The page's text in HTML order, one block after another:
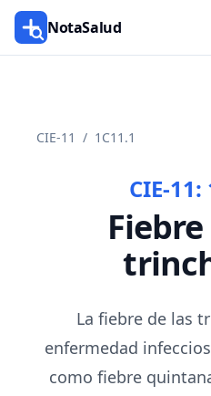
NotaSalud
CIE-11 / 1C11.1
CIE-11:
La fiebre de las
enfermedad
como fiebre